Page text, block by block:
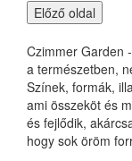
Czimmer Garden
a természetben,
Színek, formák,
ami összeköt és
és fejlődik,
hogy sok öröm